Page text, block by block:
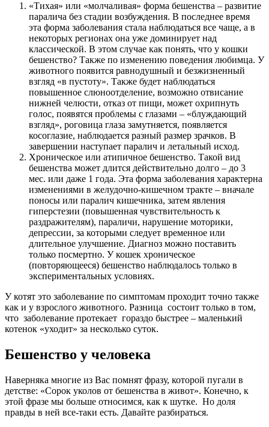
«Тихая» или «молчаливая» форма бешенства – развитие
паралича без стадии возбуждения. В последнее время
эта форма заболевания стала наблюдаться все чаще, а в
некоторых регионах она уже доминирует над
классической. В этом случае как понять, что у кошки
бешенство? Также по изменению поведения любимца. У
животного появится равнодушный и безжизненный
взгляд «в пустоту». Также будет наблюдаться
повышенное слюноотделение, возможно отвисание
нижней челюсти, отказ от пищи, может охрипнуть
голос, появятся проблемы с глазами – «блуждающий
взгляд», роговица глаза замутняется, появляется
косоглазие, наблюдается разный размер зрачков. В
завершении наступает паралич и летальный исход.
Хроническое или атипичное бешенство. Такой вид
бешенства может длится действительно долго – до 3
мес. или даже 1 года. Эта форма заболевания характерна
изменениями в желудочно-кишечном тракте – вначале
поносы или паралич кишечника, затем явления
гиперстезии (повышенная чувствительность к
раздражителям), параличи, нарушение моторики,
депрессии, за которыми следует временное или
длительное улучшение. Диагноз можно поставить
только посмертно. У кошек хроническое
(повторяющееся) бешенство наблюдалось только в
экспериментальных условиях.
У котят это заболевание по симптомам проходит точно также
как и у взрослого животного. Разница состоит только в том,
что заболевание протекает гораздо быстрее – маленький
котенок «уходит» за несколько суток.
Бешенство у человека
Наверняка многие из Вас помнят фразу, которой пугали в
детстве: «Сорок уколов от бешенства в живот». Конечно, к
этой фразе мы больше относимся, как к шутке. Но доля
правды в ней все-таки есть. Давайте разбираться.